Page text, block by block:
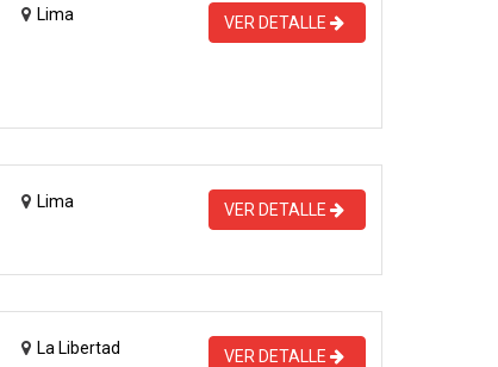
Lima VER DETALLE
Lima VER DETALLE
La Libertad VER DETALLE